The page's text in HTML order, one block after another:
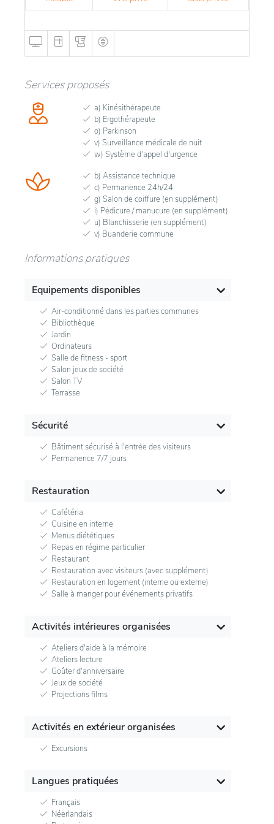
Services proposés
a) Kinésithérapeute
b) Ergothérapeute
o) Parkinson
v) Surveillance médicale de nuit
w) Système d'appel d'urgence
b) Assistance technique
c) Permanence 24h/24
g) Salon de coiffure (en supplément)
i) Pédicure / manucure (en supplément)
u) Blanchisserie (en supplément)
v) Buanderie commune
Informations pratiques
Equipements disponibles
Air-conditionné dans les parties communes
Bibliothèque
Jardin
Ordinateurs
Salle de fitness - sport
Salon jeux de société
Salon TV
Terrasse
Sécurité
Bâtiment sécurisé à l'entrée des visiteurs
Permanence 7/7 jours
Restauration
Cafétéria
Cuisine en interne
Menus diététiques
Repas en régime particulier
Restaurant
Restauration avec visiteurs (avec supplément)
Restauration en logement (interne ou externe)
Salle à manger pour événements privatifs
Activités intérieures organisées
Ateliers d'aide à la mémoire
Ateliers lecture
Goûter d'anniversaire
Jeux de société
Projections films
Activités en extérieur organisées
Excursions
Langues pratiquées
Français
Néerlandais